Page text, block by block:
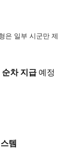
은 일부 시군만 제
순차 지급 예정
템